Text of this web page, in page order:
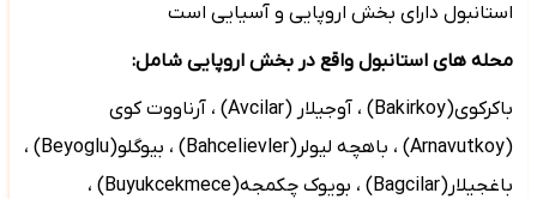
استانبول دارای بخش اروپایی و آسیایی است
محله های استانبول واقع در بخش اروپایی شامل:
باکرکوی(Bakirkoy) ، آوجیلار ( Avcilar) ، آرناووت کوی
Arnavutkoy) ، باهچه لیولر(Bahcelievler) ، بیوگلو(Beyoglu) ،
باغجیلار(Bagcilar) ، بویوک چکمجه(Buyukcekmece) ،